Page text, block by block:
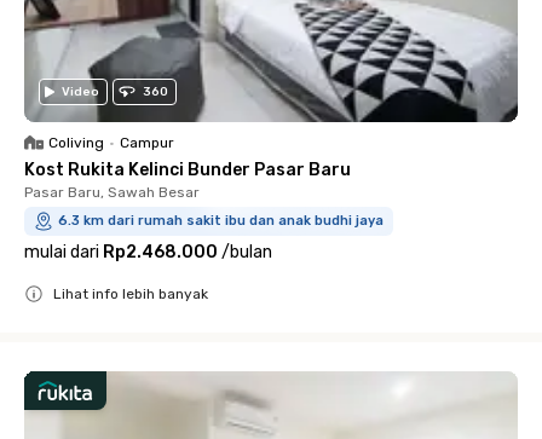
Video 360
Coliving • Campur
Kost Rukita Kelinci Bunder Pasar Baru
Pasar Baru, Sawah Besar
6.3 km dari rumah sakit ibu dan anak budhi jaya
mulai dari Rp2.468.000 /bulan
Lihat info lebih banyak